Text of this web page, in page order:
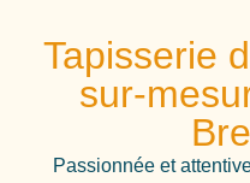
Tapisserie
sur-
Passionnée et